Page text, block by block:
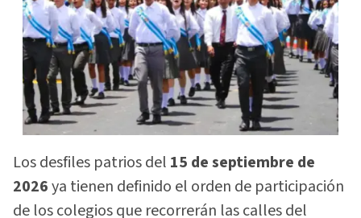
Los desfiles patrios del 15 de septiembre de
2026ya tienen definido el orden de participación
de los colegios que recorrerán las calles del